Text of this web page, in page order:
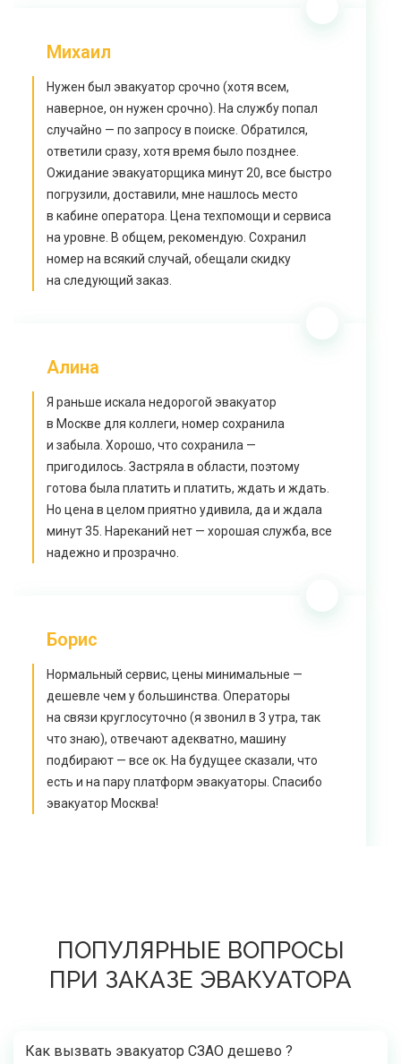
Михаил
Нужен был эвакуатор срочно (хотя всем,
наверное, он нужен срочно). На службу попал
случайно — по запросу в поиске. Обратился,
ответили сразу, хотя время было позднее.
Ожидание эвакуаторщика минут 20, все быстро
погрузили, доставили, мне нашлось место
в кабине оператора. Цена техпомощи и сервиса
на уровне. В общем, рекомендую. Сохранил
номер на всякий случай, обещали скидку
на следующий заказ.
Алина
Я раньше искала недорогой эвакуатор
в Москве для коллеги, номер сохранила
и забыла. Хорошо, что сохранила —
пригодилось. Застряла в области, поэтому
готова была платить и платить, ждать и ждать.
Но цена в целом приятно удивила, да и ждала
минут 35. Нареканий нет — хорошая служба, все
надежно и прозрачно.
Борис
Нормальный сервис, цены минимальные —
дешевле чем у большинства. Операторы
на связи круглосуточно (я звонил в 3 утра, так
что знаю), отвечают адекватно, машину
подбирают — все ок. На будущее сказали, что
есть и на пару платформ эвакуаторы. Спасибо
эвакуатор Москва!
ПОПУЛЯРНЫЕ ВОПРОСЫ
ПРИ ЗАКАЗЕ ЭВАКУАТОРА
Как вызвать эвакуатор СЗАО дешево ?